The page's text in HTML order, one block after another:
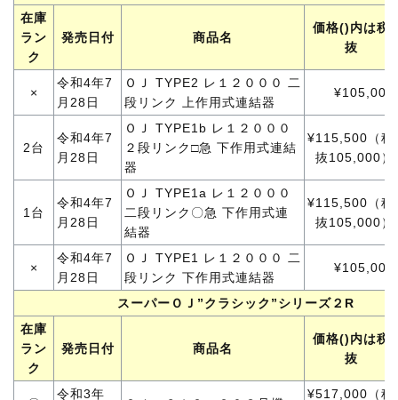
在庫
ラン
ク
発売日付 商品名
価格()内は税
抜
×
令和4年7
月28日
ＯＪ TYPE2 レ１２０００ 二
段リンク 上作用式連結器
¥105,000
2台
令和4年7
月28日
ＯＪ TYPE1b レ１２０００
２段リンク□急 下作用式連結
器
¥115,500（税
抜105,000）
1台
令和4年7
月28日
ＯＪ TYPE1a レ１２０００
二段リンク〇急 下作用式連
結器
¥115,500（税
抜105,000）
×
令和4年7
月28日
ＯＪ TYPE1 レ１２０００ 二
段リンク 下作用式連結器
¥105,000
スーパーＯＪ”クラシック”シリーズ２R
在庫
ラン
ク
発売日付 商品名
価格()内は税
抜
令和3年 ¥517,000（税